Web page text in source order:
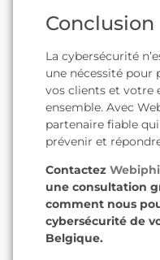
Conclusion
La cybersécurité
une nécessité pour
vos clients et votre
ensemble. Avec
partenaire fiable
prévenir et
Contactez Webiphi
une consultation
comment nous
cybersécurité de
Belgique.